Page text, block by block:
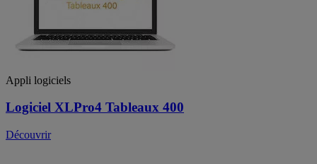
Appli logiciels
Logiciel XLPro4 Tableaux 400
Découvrir